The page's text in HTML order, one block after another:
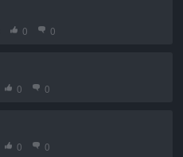
0 0
0 0
0 0